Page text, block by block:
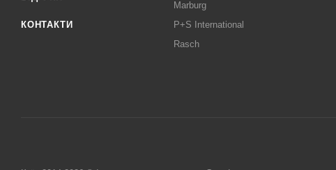
КОНТАКТИ
Marburg
P+S International
Rasch